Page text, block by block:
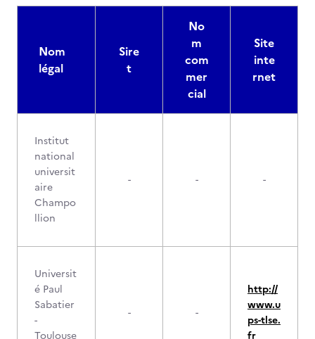
Nom
légal
Sire
t
No
m
com
mer
cial
Site
inte
rnet
Institut
national
universit
aire
Champo
llion
- - -
Universit
é Paul
Sabatier
-
Toulouse
- -
http://
www.u
ps-tlse.
fr